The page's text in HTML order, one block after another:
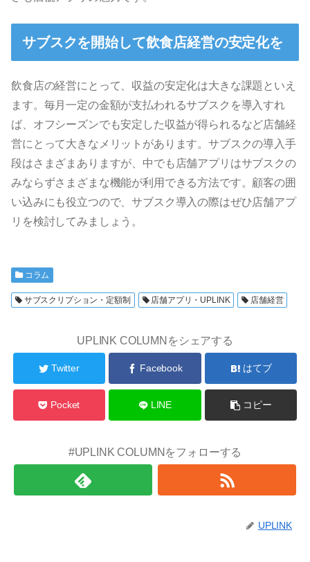
サブスクを開始して飲食店経営の安定化を
飲食店の経営にとって、収益の安定化は大きな課題といえ
ます。毎月一定の金額が支払われるサブスクを導入すれ
ば、オフシーズンでも安定した収益が得られるなど店舗経
営にとって大きなメリットがあります。サブスクの導入手
段はさまざまありますが、中でも店舗アプリはサブスクの
みならずさまざまな機能が利用できる方法です。顧客の囲
い込みにも役立つので、サブスク導入の際はぜひ店舗アプ
リを検討してみましょう。
コラム
サブスクリプション・定額制 店舗アプリ・UPLINK 店舗経営
UPLINK COLUMNをシェアする
Twitter Facebook はてブ
Pocket LINE コピー
#UPLINK COLUMNをフォローする
UPLINK